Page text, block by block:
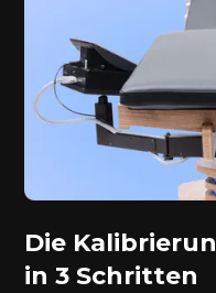
Die
in 3 Schritten